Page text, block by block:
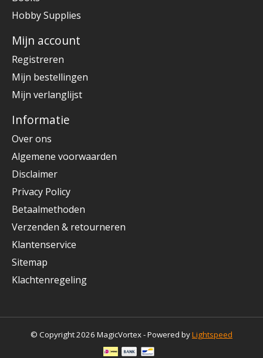
Hobby Supplies
Mijn account
Registreren
Mijn bestellingen
Mijn verlanglijst
Informatie
Over ons
Algemene voorwaarden
Disclaimer
Privacy Policy
Betaalmethoden
Verzenden & retourneren
Klantenservice
Sitemap
Klachtenregeling
© Copyright 2026 MagicVortex - Powered byLightspeed